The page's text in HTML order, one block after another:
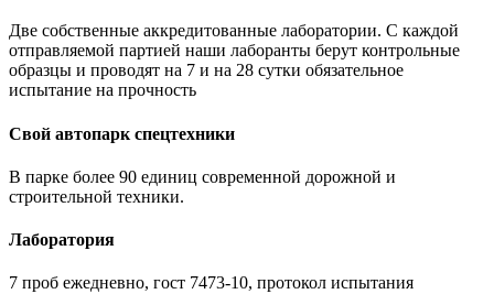
Две собственные аккредитованные лаборатории. С каждой
отправляемой партией наши лаборанты берут контрольные
образцы и проводят на 7 и на 28 сутки обязательное
испытание на прочность
Свой автопарк спецтехники
В парке более 90 единиц современной дорожной и
строительной техники.
Лаборатория
7 проб ежедневно, гост 7473-10, протокол испытания